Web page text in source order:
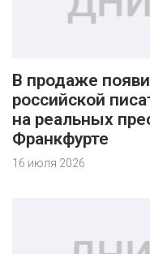
В продаже
российской
на реальных
Франкфурте
16 июля 2026